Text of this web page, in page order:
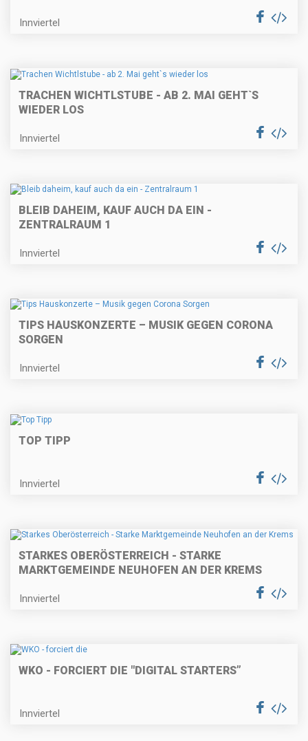
Innviertel
TRACHEN WICHTLSTUBE - AB 2. MAI GEHT`S
WIEDER LOS
Innviertel
BLEIB DAHEIM, KAUF AUCH DA EIN -
ZENTRALRAUM 1
Innviertel
TIPS HAUSKONZERTE – MUSIK GEGEN CORONA
SORGEN
Innviertel
TOP TIPP
Innviertel
STARKES OBERÖSTERREICH - STARKE
MARKTGEMEINDE NEUHOFEN AN DER KREMS
Innviertel
WKO - FORCIERT DIE "DIGITAL STARTERS”
Innviertel